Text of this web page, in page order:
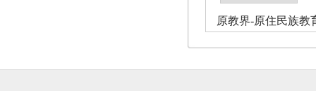
原教界-原住民族教